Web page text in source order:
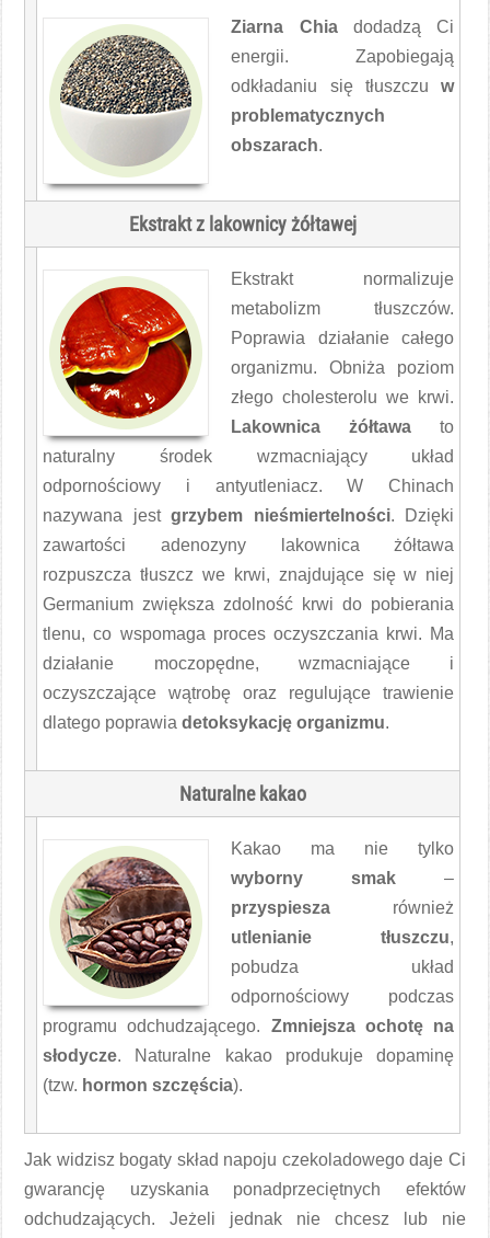
Ziarna Chiadodadzą Ci
energii. Zapobiegają
odkładaniu się tłuszczuw
problematycznych
obszarach.
Ekstrakt z lakownicy żółtawej
Ekstrakt normalizuje
metabolizm tłuszczów.
Poprawia działanie całego
organizmu. Obniża poziom
złego cholesterolu we krwi.
Lakownica żółtawa to
naturalny środek wzmacniający układ
odpornościowy i antyutleniacz. W Chinach
nazywana jestgrzybem nieśmiertelności. Dzięki
zawartości adenozyny lakownica żółtawa
rozpuszcza tłuszcz we krwi, znajdujące się w niej
Germanium zwiększa zdolność krwi do pobierania
tlenu, co wspomaga proces oczyszczania krwi. Ma
działanie moczopędne, wzmacniające i
oczyszczające wątrobę oraz regulujące trawienie
dlatego poprawiadetoksykację organizmu.
Naturalne kakao
Kakao ma nie tylko
wyborny smak –
przyspiesza również
utlenianie tłuszczu,
pobudza układ
odpornościowy podczas
programu odchudzającego. Zmniejsza ochotę na
słodycze. Naturalne kakao produkuje dopaminę
(tzw. hormon szczęścia).
Jak widzisz bogaty skład napoju czekoladowego daje Ci
gwarancję uzyskania ponadprzeciętnych efektów
odchudzających. Jeżeli jednak nie chcesz lub nie